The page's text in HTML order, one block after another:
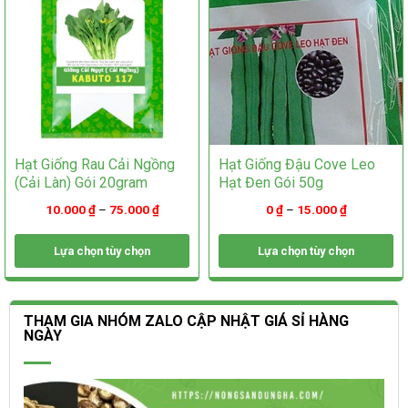
chọn
trên
trang
sản
phẩm
trang
sản
phẩm
Hạt Giống Rau Cải Ngồng
(Cải Làn) Gói 20gram
10.000₫– 75.000₫
Lựa chọn tùy chọn
Sản
này
có
nhiều
biến
thể.
Các
Hạt Giống Đậu Cove Leo
Hạt Đen Gói 50g
0₫– 15.000₫
Lựa chọn tùy chọn
Sản
này
có
thể.
Các
THAM GIA NHÓM ZALO CẬP NHẬT GIÁ SỈ HÀNG
NGÀY